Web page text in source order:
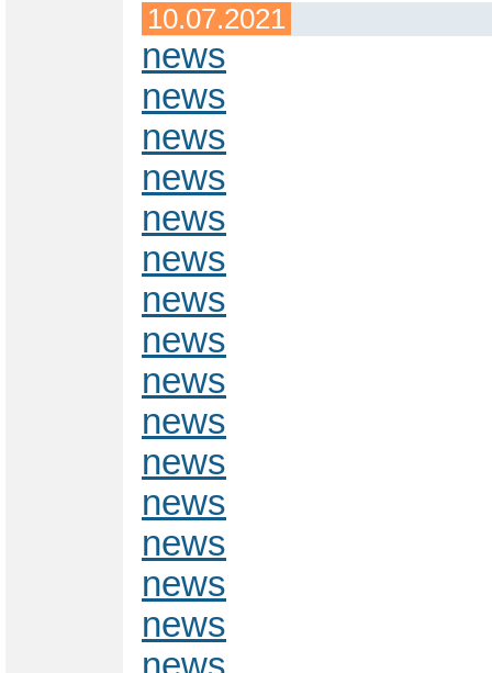
10.07.2021
news
news
news
news
news
news
news
news
news
news
news
news
news
news
news
news